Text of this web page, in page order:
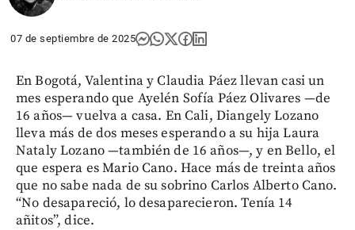
07 de septiembre de 2025
En Bogotá, Valentina y Claudia Páez llevan casi un
mes esperando que Ayelén Sofía Páez Olivares —de
16 años— vuelva a casa. En Cali, Diangely Lozano
lleva más de dos meses esperando a su hija Laura
Nataly Lozano —también de 16 años—, y en Bello, el
que espera es Mario Cano. Hace más de treinta años
que no sabe nada de su sobrino Carlos Alberto Cano.
“No desapareció, lo desaparecieron. Tenía 14
añitos”, dice.